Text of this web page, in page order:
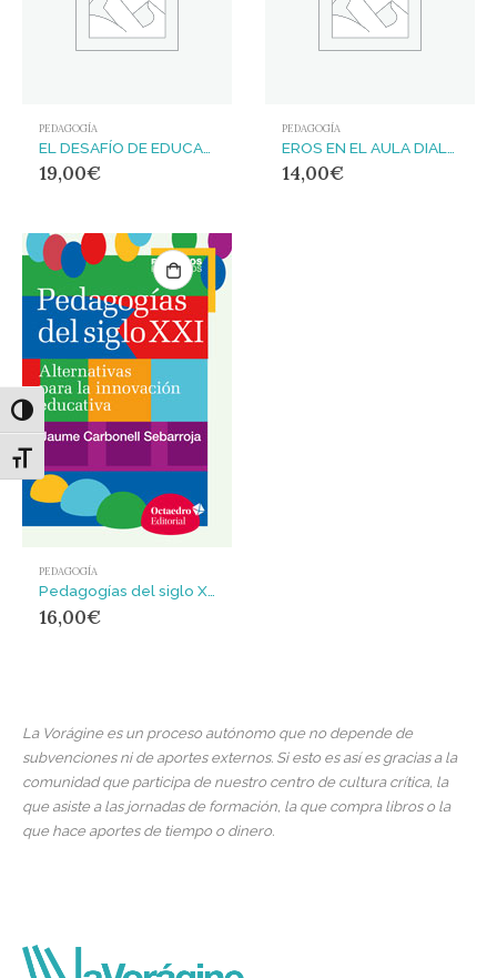
Alternar alto contraste
Alternar tamaño de letra
PEDAGOGÍA
19,00€
PEDAGOGÍA
14,00€
PEDAGOGÍA
Pedagogías del siglo XXI : Alternativas para la innovación educativa
16,00€
La Vorágine es un proceso autónomo que no depende de
subvenciones ni de aportes externos. Si esto es así es gracias a la
comunidad que participa de nuestro centro de cultura crítica, la
que asiste a las jornadas de formación, la que compra libros o la
que hace aportes de tiempo o dinero.